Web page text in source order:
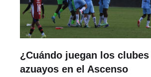
¿Cuándo juegan los clubes
azuayos en el Ascenso